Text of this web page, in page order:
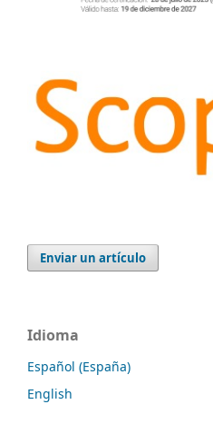
Enviar un artículo
Idioma
Español (España)
English